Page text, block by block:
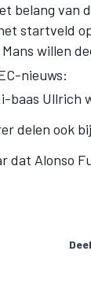
belang van
startveld
willen
nieuws:
baas Ullrich
delen ook
dat Alonso